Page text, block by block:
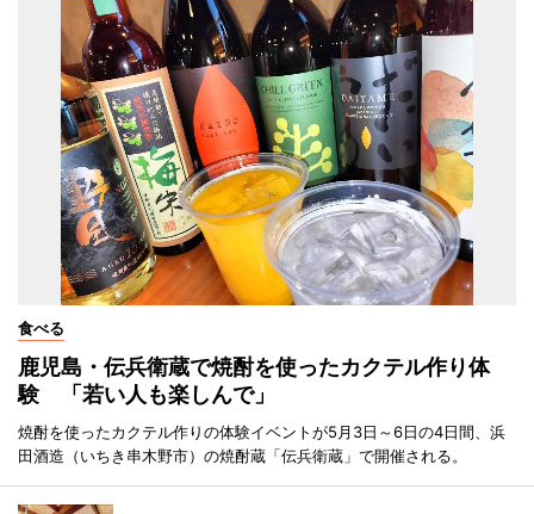
食べる
鹿児島・伝兵衛蔵で焼酎を使ったカクテル作り体
験 「若い人も楽しんで」
焼酎を使ったカクテル作りの体験イベントが5月3日～6日の4日間、浜
田酒造（いちき串木野市）の焼酎蔵「伝兵衛蔵」で開催される。